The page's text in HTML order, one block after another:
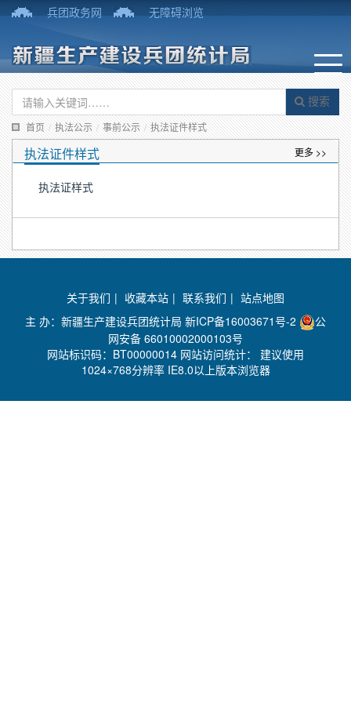
兵团政务网 无障碍浏览
搜索
首页 / 执法公示 / 事前公示 / 执法证件样式
执法证件样式 更多 >>
执法证样式
关于我们 | 收藏本站 | 联系我们 | 站点地图
主 办：新疆生产建设兵团统计局 新ICP备16003671号-2
公
网安备 66010002000103号
网站标识码：BT00000014 网站访问统计： 建议使用
1024×768分辨率 IE8.0以上版本浏览器